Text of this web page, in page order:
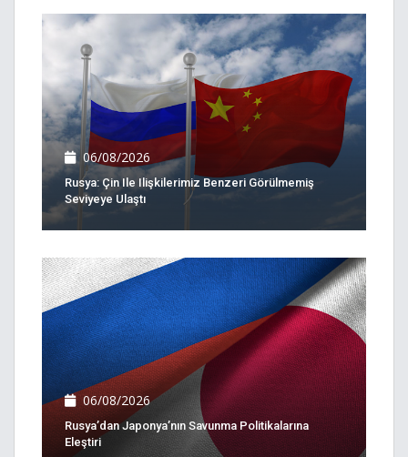
06/08/2026
Rusya: Çin Ile Ilişkilerimiz Benzeri Görülmemiş
Seviyeye Ulaştı
06/08/2026
Rusya’dan Japonya’nın Savunma Politikalarına
Eleştiri